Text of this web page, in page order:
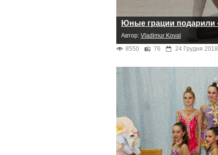
Юные грации подарили
Автор: Vladimur Koval
8550
76 24 Грудня